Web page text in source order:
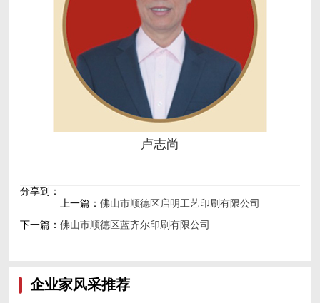
卢志尚
分享到：
上一篇： 佛山市顺德区启明工艺印刷有限公司
下一篇： 佛山市顺德区蓝齐尔印刷有限公司
企业家风采推荐